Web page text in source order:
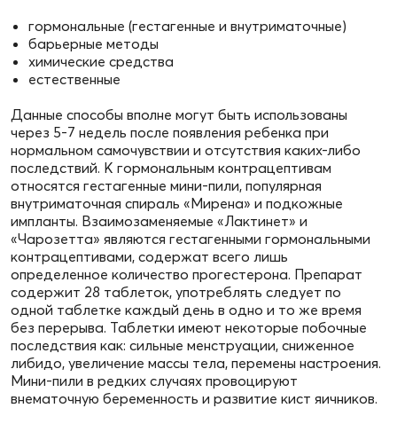
гормональные (гестагенные и внутриматочные)
барьерные методы
химические средства
естественные
Данные способы вполне могут быть использованы
через 5-7 недель после появления ребенка при
нормальном самочувствии и отсутствия каких-либо
последствий. К гормональным контрацептивам
относятся гестагенные мини-пили, популярная
внутриматочная спираль «Мирена» и подкожные
импланты. Взаимозаменяемые «Лактинет» и
«Чарозетта» являются гестагенными гормональными
контрацептивами, содержат всего лишь
определенное количество прогестерона. Препарат
содержит 28 таблеток, употреблять следует по
одной таблетке каждый день в одно и то же время
без перерыва. Таблетки имеют некоторые побочные
последствия как: сильные менструации, сниженное
либидо, увеличение массы тела, перемены настроения.
Мини-пили в редких случаях провоцируют
внематочную беременность и развитие кист яичников.